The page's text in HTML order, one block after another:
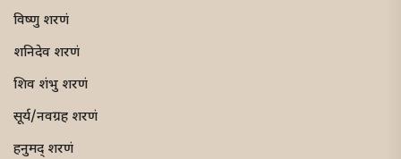
विष्णु शरणं
शनिदेव शरणं
शिव शंभु शरणं
सूर्य/नवग्रह शरणं
हनुमद् शरणं